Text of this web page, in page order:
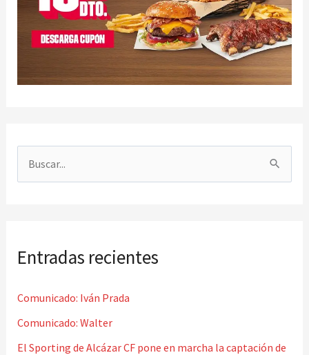
a
p
o
r
Entradas recientes
Comunicado: Iván Prada
Comunicado: Walter
El Sporting de Alcázar CF pone en marcha la captación de